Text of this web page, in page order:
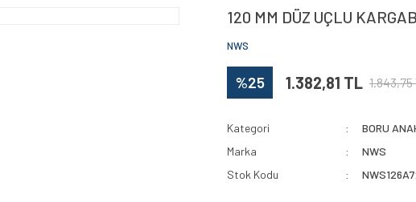
120 MM DÜZ UÇLU
NWS
%25 1.382,81 TL
Kategori
BORU
Marka
NWS
Stok Kodu